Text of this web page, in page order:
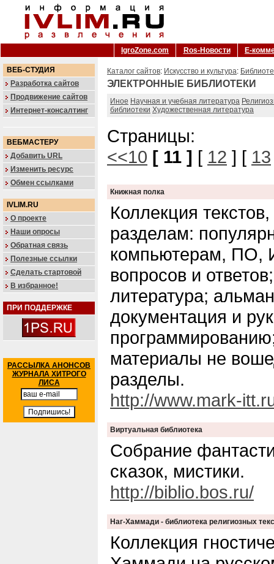
IgroZone.com Ros-Новости Е-
ВЕБ-СТУДИЯ
Разработка сайтов
Продвижение сайтов
Интернет-консалтинг
ВЕБМАСТЕРУ
Добавить URL
Изменить ресурс
Обмен ссылками
IVLIM.RU
О проекте
Наши опросы
Обратная связь
Полезные ссылки
Сделать стартовой
В избранное!
ПРИ ПОДДЕРЖКЕ
РАССЫЛКА АНОНСОВ
ЖУРНАЛА ХИТРОГО
ЛИСА
Каталог сайтов: Искусство и культура:
ЭЛЕКТРОННЫЕ БИБЛИОТЕКИ
Иное Научная и учебная литература
библиотеки Художественная литература
Страницы:
<<10 [ 11 ] [ 12 ] [ 13
Книжная полка
Коллекция
разделам:
компьютерам, ПО,
вопросов и
литература;
документация и
материалы не
разделы.
http://www.mark-
Виртуальная библиотека
Собрание
сказок, мистики.
http://biblio.bos.ru/
Наг-Хаммади - библиотека религиозных
Коллекция